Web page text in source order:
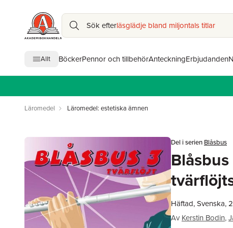
Sök efterläsglädje bland miljontals titlar
Allt BöckerPennor och tillbehörAnteckningErbjudanden
Läromedel Läromedel: estetiska ämnen
Del i serien Blåsbus
Häftad, Svenska,
Av Kerstin Bodin,